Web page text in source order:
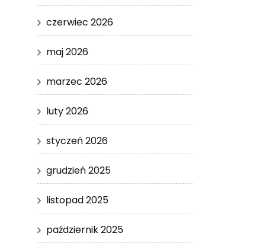
czerwiec 2026
maj 2026
marzec 2026
luty 2026
styczeń 2026
grudzień 2025
listopad 2025
październik 2025